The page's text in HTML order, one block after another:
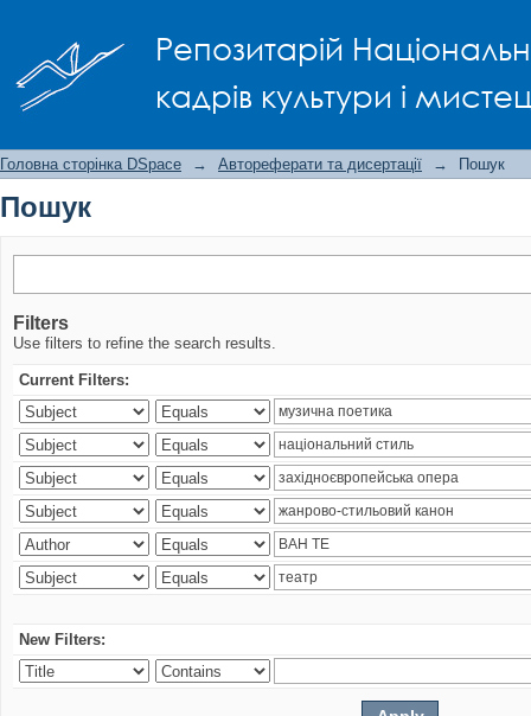
Репозитарій
кадрів культури і
Головна сторінка DSpace → Автореферати та дисертації → Пошук
Пошук
Filters
Use filters to refine the search results.
Current Filters:
New Filters: